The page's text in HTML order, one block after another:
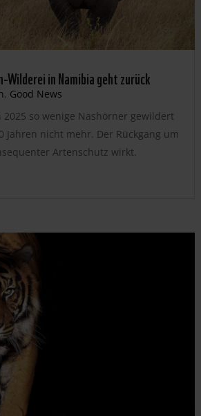
Wilderei in Namibia geht zurück
, Good News
so wenige Nashörner gewildert
Jahren nicht mehr. Der Rückgang um
Artenschutz wirkt.